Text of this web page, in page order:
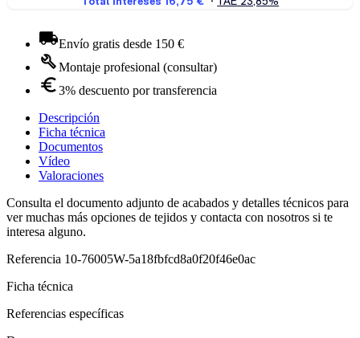
Envío gratis desde 150 €
Montaje profesional (consultar)
3% descuento por transferencia
Descripción
Ficha técnica
Documentos
Vídeo
Valoraciones
Consulta el documento adjunto de acabados y detalles técnicos para
ver muchas más opciones de tejidos y contacta con nosotros si te
interesa alguno.
Referencia 10-76005W-5a18fbfcd8a0f20f46e0ac
Ficha técnica
Referencias específicas